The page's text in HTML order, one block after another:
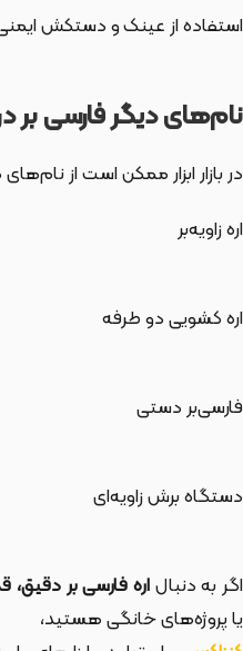
استفاده از عینک و دستکش
نام‌های دیگر فارسی بر در
در بازار ابزار ممکن است از
اره زاویه‌بر
اره کشویی دو طرفه
فارسی‌بر دستی
دستگاه برش زاویه‌ای
اگر به دنبالاره فارسی بر دقیق،
یا پروژه‌های خانگی هستید،